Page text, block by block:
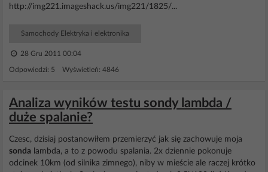
http://img221.imageshack.us/img221/1825/...
Samochody Elektryka i elektronika
28 Gru 2011 00:04
Odpowiedzi: 5 Wyświetleń: 4846
Analiza wyników testu sondy lambda /
duże spalanie?
Czesc, dzisiaj postanowiłem przemierzyć jak się zachowuje moja
sonda lambda, a to z powodu spalania. 2x dziennie pokonuje
odcinek 10km (od silnika zimnego), niby w mieście ale raczej krótko